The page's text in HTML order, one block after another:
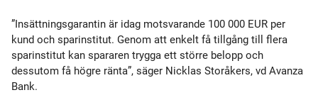
”Insättningsgarantin är idag motsvarande 100 000 EUR per
kund och sparinstitut. Genom att enkelt få tillgång till flera
sparinstitut kan spararen trygga ett större belopp och
dessutom få högre ränta”, säger Nicklas Storåkers, vd Avanza
Bank.